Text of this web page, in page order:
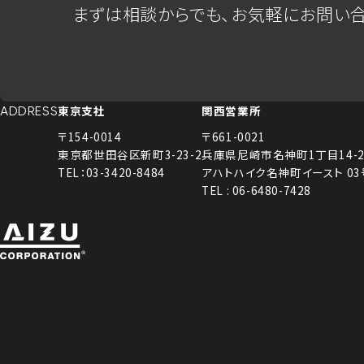
まずは相談からでも、お気軽にお問い
ADDRESS東京支社
〒154-0014
東京都世田谷区新町3-23-2
TEL：03-3420-8484
関西営業所
〒661-0021
兵庫県尼崎市名神町1丁目14-
アハトハイク名神町イースト 03
TEL : 06-6480-7428